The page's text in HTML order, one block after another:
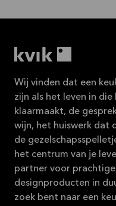
Wij vinden dat een
zijn als het leven in
klaarmaakt, de
wijn, het huiswerk dat
de
het centrum van je
partner voor
designproducten in
zoek bent naar een